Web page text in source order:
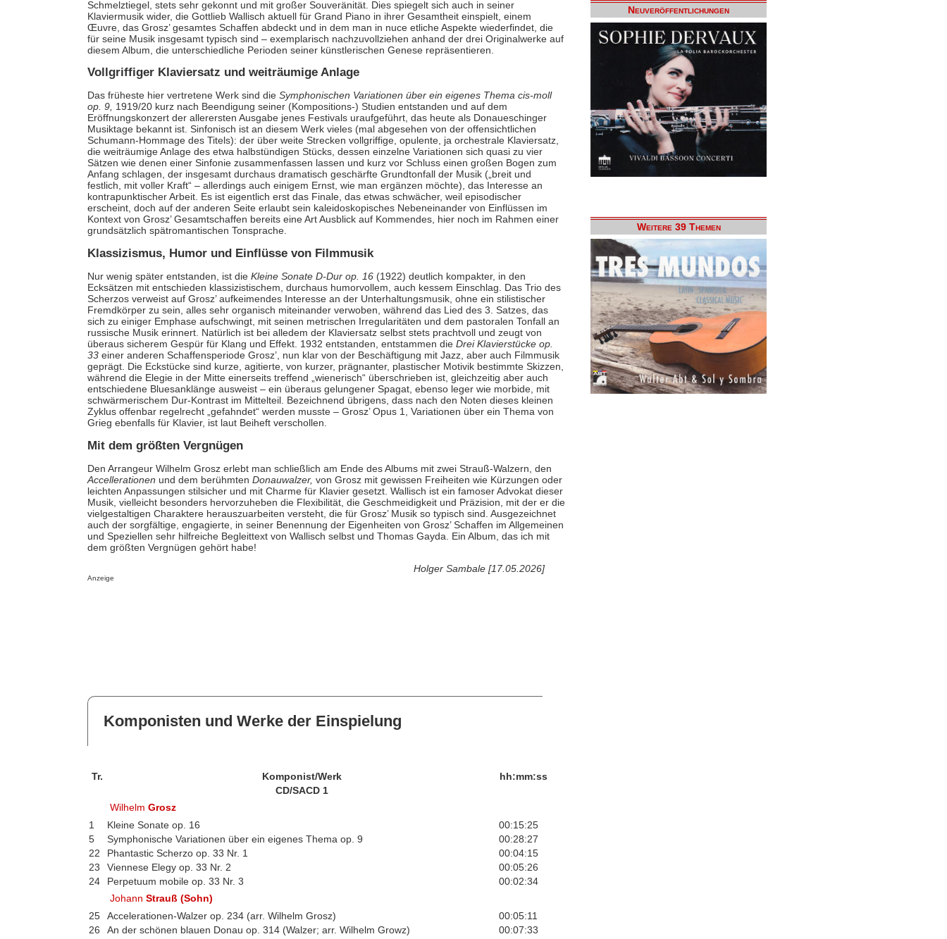
Schmelztiegel, stets sehr gekonnt und mit großer Souveränität. Dies spiegelt sich auch in seiner
Klaviermusik wider, die Gottlieb Wallisch aktuell für Grand Piano in ihrer Gesamtheit einspielt, einem
Œuvre, das Grosz’ gesamtes Schaffen abdeckt und in dem man in nuce etliche Aspekte wiederfindet, die
für seine Musik insgesamt typisch sind – exemplarisch nachzuvollziehen anhand der drei Originalwerke auf
diesem Album, die unterschiedliche Perioden seiner künstlerischen Genese repräsentieren.
Vollgriffiger Klaviersatz und weiträumige Anlage
Das früheste hier vertretene Werk sind die Symphonischen Variationen über ein eigenes Thema cis-moll
op. 9, 1919/20 kurz nach Beendigung seiner (Kompositions-) Studien entstanden und auf dem
Eröffnungskonzert der allerersten Ausgabe jenes Festivals uraufgeführt, das heute als Donaueschinger
Musiktage bekannt ist. Sinfonisch ist an diesem Werk vieles (mal abgesehen von der offensichtlichen
Schumann-Hommage des Titels): der über weite Strecken vollgriffige, opulente, ja orchestrale Klaviersatz,
die weiträumige Anlage des etwa halbstündigen Stücks, dessen einzelne Variationen sich quasi zu vier
Sätzen wie denen einer Sinfonie zusammenfassen lassen und kurz vor Schluss einen großen Bogen zum
Anfang schlagen, der insgesamt durchaus dramatisch geschärfte Grundtonfall der Musik („breit und
festlich, mit voller Kraft“ – allerdings auch einigem Ernst, wie man ergänzen möchte), das Interesse an
kontrapunktischer Arbeit. Es ist eigentlich erst das Finale, das etwas schwächer, weil episodischer
erscheint, doch auf der anderen Seite erlaubt sein kaleidoskopisches Nebeneinander von Einflüssen im
Kontext von Grosz’ Gesamtschaffen bereits eine Art Ausblick auf Kommendes, hier noch im Rahmen einer
grundsätzlich spätromantischen Tonsprache.
Klassizismus, Humor und Einflüsse von Filmmusik
Nur wenig später entstanden, ist die Kleine Sonate D-Dur op. 16(1922) deutlich kompakter, in den
Ecksätzen mit entschieden klassizistischem, durchaus humorvollem, auch kessem Einschlag. Das Trio des
Scherzos verweist auf Grosz’ aufkeimendes Interesse an der Unterhaltungsmusik, ohne ein stilistischer
Fremdkörper zu sein, alles sehr organisch miteinander verwoben, während das Lied des 3. Satzes, das
sich zu einiger Emphase aufschwingt, mit seinen metrischen Irregularitäten und dem pastoralen Tonfall an
russische Musik erinnert. Natürlich ist bei alledem der Klaviersatz selbst stets prachtvoll und zeugt von
überaus sicherem Gespür für Klang und Effekt. 1932 entstanden, entstammen die Drei Klavierstücke op.
33einer anderen Schaffensperiode Grosz’, nun klar von der Beschäftigung mit Jazz, aber auch Filmmusik
geprägt. Die Eckstücke sind kurze, agitierte, von kurzer, prägnanter, plastischer Motivik bestimmte Skizzen,
während die Elegie in der Mitte einerseits treffend „wienerisch“ überschrieben ist, gleichzeitig aber auch
entschiedene Bluesanklänge ausweist – ein überaus gelungener Spagat, ebenso leger wie morbide, mit
schwärmerischem Dur-Kontrast im Mittelteil. Bezeichnend übrigens, dass nach den Noten dieses kleinen
Zyklus offenbar regelrecht „gefahndet“ werden musste – Grosz’ Opus 1, Variationen über ein Thema von
Grieg ebenfalls für Klavier, ist laut Beiheft verschollen.
Mit dem größten Vergnügen
Den Arrangeur Wilhelm Grosz erlebt man schließlich am Ende des Albums mit zwei Strauß-Walzern, den
Accellerationen und dem berühmten Donauwalzer, von Grosz mit gewissen Freiheiten wie Kürzungen oder
leichten Anpassungen stilsicher und mit Charme für Klavier gesetzt. Wallisch ist ein famoser Advokat dieser
Musik, vielleicht besonders hervorzuheben die Flexibilität, die Geschmeidigkeit und Präzision, mit der er die
vielgestaltigen Charaktere herauszuarbeiten versteht, die für Grosz’ Musik so typisch sind. Ausgezeichnet
auch der sorgfältige, engagierte, in seiner Benennung der Eigenheiten von Grosz’ Schaffen im Allgemeinen
und Speziellen sehr hilfreiche Begleittext von Wallisch selbst und Thomas Gayda. Ein Album, das ich mit
dem größten Vergnügen gehört habe!
Holger Sambale [17.05.2026]
Anzeige
Komponisten und Werke der Einspielung
Tr. Komponist/Werk
hh:mm:ss
CD/SACD 1
WilhelmGrosz
1
Kleine Sonate op. 16
00:15:25
5
Symphonische Variationen über ein eigenes Thema op. 9
00:28:27
22
Phantastic Scherzo op. 33 Nr. 1
00:04:15
23
Viennese Elegy op. 33 Nr. 2
00:05:26
24
Perpetuum mobile op. 33 Nr. 3
00:02:34
JohannStrauß (Sohn)
25
Accelerationen-Walzer op. 234 (arr. Wilhelm Grosz)
00:05:11
26
An der schönen blauen Donau op. 314 (Walzer; arr. Wilhelm Growz) 00:07:33
Neuveröffentlichungen
Weitere 39 Themen